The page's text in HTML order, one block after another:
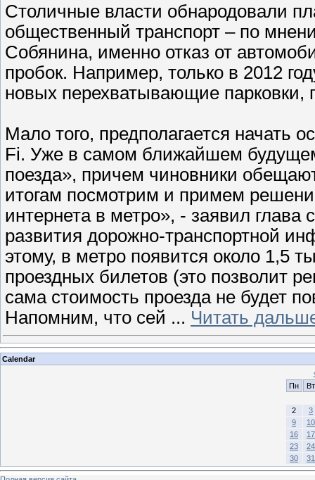
Столичные власти обнародовали
общественный транспорт – по
Собянина, именно отказ от
пробок. Например, только в 2012
новых перехватывающие парковки,
Мало того, предполагается начать
Fi. Уже в самом ближайшем
поезда», причем чиновники
итогам посмотрим и примем
интернета в метро», - заявил глава
развития дорожно-транспортной
этому, в метро появится около 1,5
проездных билетов (это позволит
сама стоимость проезда не будет
Напомним, что сей ... Читать
Calendar
Пн
Вт
2
3
9
10
16
17
23
24
30
31